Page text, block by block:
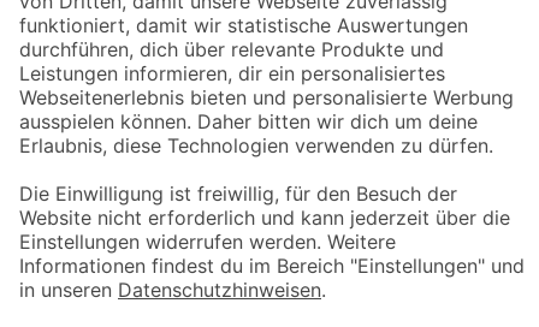
© 2026 Fressnapf Tiernahrungs GmbH
Westpreußenstraße 32-38
47809 Krefeld
Entdecke Fressnapf
Tierversicherung
GPS-Tracker
Fressnapf Salon
Online-Shop